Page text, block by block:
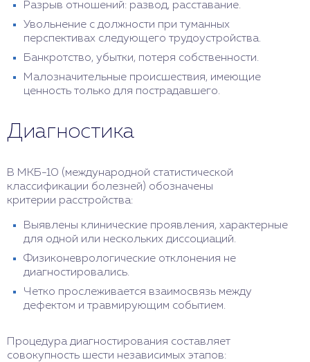
Разрыв отношений: развод, расставание.
Увольнение с должности при туманных
перспективах следующего трудоустройства.
Банкротство, убытки, потеря собственности.
Малозначительные происшествия, имеющие
ценность только для пострадавшего.
Диагностика
В МКБ-10 (международной статистической
классификации болезней) обозначены
критерии расстройства:
Выявлены клинические проявления, характерные
для одной или нескольких диссоциаций.
Физиконеврологические отклонения не
диагностировались.
Четко прослеживается взаимосвязь между
дефектом и травмирующим событием.
Процедура диагностирования составляет
совокупность шести независимых этапов: